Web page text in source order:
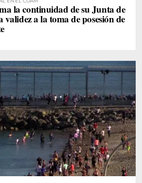
la continuidad de su Junta de
a la toma de posesión de